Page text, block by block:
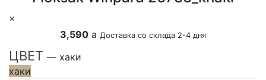
×
3,590 a Доставка со склада 2-4 дня
ЦВЕТ — хаки
хаки